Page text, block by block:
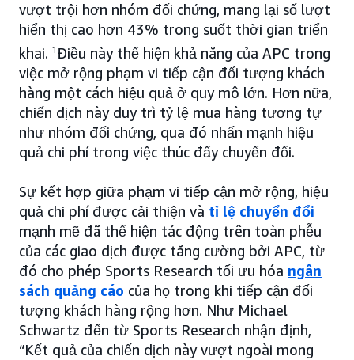
vượt trội hơn nhóm đối chứng, mang lại số lượt
hiển thị cao hơn 43% trong suốt thời gian triển
khai. 1 Điều này thể hiện khả năng của APC trong
việc mở rộng phạm vi tiếp cận đối tượng khách
hàng một cách hiệu quả ở quy mô lớn. Hơn nữa,
chiến dịch này duy trì tỷ lệ mua hàng tương tự
như nhóm đối chứng, qua đó nhấn mạnh hiệu
quả chi phí trong việc thúc đẩy chuyển đổi.
Sự kết hợp giữa phạm vi tiếp cận mở rộng, hiệu
quả chi phí được cải thiện và tỉ lệ chuyển đổi
mạnh mẽ đã thể hiện tác động trên toàn phễu
của các giao dịch được tăng cường bởi APC, từ
đó cho phép Sports Research tối ưu hóa ngân
sách quảng cáo của họ trong khi tiếp cận đối
tượng khách hàng rộng hơn. Như Michael
Schwartz đến từ Sports Research nhận định,
“Kết quả của chiến dịch này vượt ngoài mong